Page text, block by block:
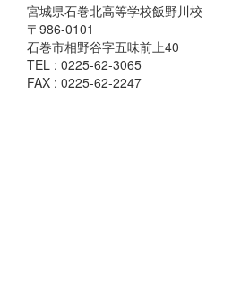
宮城県石巻北高等学校飯野川校
〒986-0101
石巻市相野谷字五味前上40
TEL : 0225-62-3065
FAX : 0225-62-2247